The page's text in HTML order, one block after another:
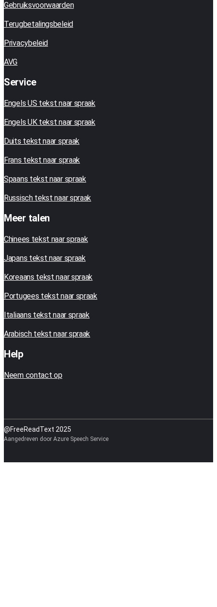
Gebruiksvoorwaarden
Terugbetalingsbeleid
Privacybeleid
AVG
Service
Engels US tekst naar spraak
Engels UK tekst naar spraak
Duits tekst naar spraak
Frans tekst naar spraak
Spaans tekst naar spraak
Russisch tekst naar spraak
Meer talen
Chinees tekst naar spraak
Japans tekst naar spraak
Koreaans tekst naar spraak
Portugees tekst naar spraak
Italiaans tekst naar spraak
Arabisch tekst naar spraak
Help
Neem contact op
@FreeReadText 2025
Aangedreven door Azure Speech Service